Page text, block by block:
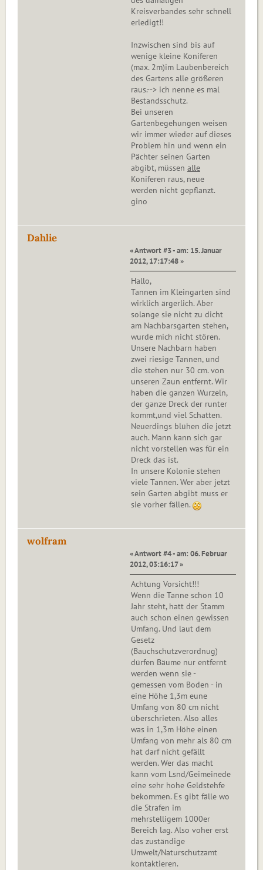
Kreisverbandes sehr schnell
erledigt!!
Inzwischen sind bis auf
wenige kleine Koniferen
(max. 2m)im Laubenbereich
des Gartens alle größeren
raus.--> ich nenne es mal
Bestandsschutz.
Bei unseren
Gartenbegehungen weisen
wir immer wieder auf dieses
Problem hin und wenn ein
Pächter seinen Garten
abgibt, müssen alle
Koniferen raus, neue
werden nicht gepflanzt.
gino
Dahlie
« Antwort #3 - am: 15. Januar
2012, 17:17:48 »
Hallo,
Tannen im Kleingarten sind
wirklich ärgerlich. Aber
solange sie nicht zu dicht
am Nachbarsgarten stehen,
wurde mich nicht stören.
Unsere Nachbarn haben
zwei riesige Tannen, und
die stehen nur 30 cm. von
unseren Zaun entfernt. Wir
haben die ganzen Wurzeln,
der ganze Dreck der runter
kommt,und viel Schatten.
Neuerdings blühen die jetzt
auch. Mann kann sich gar
nicht vorstellen was für ein
Dreck das ist.
In unsere Kolonie stehen
viele Tannen. Wer aber jetzt
sein Garten abgibt muss er
sie vorher fällen.
wolfram
« Antwort #4 - am: 06. Februar
2012, 03:16:17 »
Achtung Vorsicht!!!
Wenn die Tanne schon 10
Jahr steht, hatt der Stamm
auch schon einen gewissen
Umfang. Und laut dem
Gesetz
(Bauchschutzverordnug)
dürfen Bäume nur entfernt
werden wenn sie -
gemessen vom Boden - in
eine Höhe 1,3m eune
Umfang von 80 cm nicht
überschrieten. Also alles
was in 1,3m Höhe einen
Umfang von mehr als 80 cm
hat darf nicht gefällt
werden. Wer das macht
kann vom Lsnd/Geimeinede
eine sehr hohe Geldstehfe
bekommen. Es gibt fälle wo
die Strafen im
mehrstelligem 1000er
Bereich lag. Also voher erst
das zuständige
Umwelt/Naturschutzamt
kontaktieren.